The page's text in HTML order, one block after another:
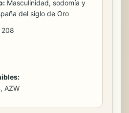
Masculinidad, sodomía y
del siglo de Oro
208
AZW